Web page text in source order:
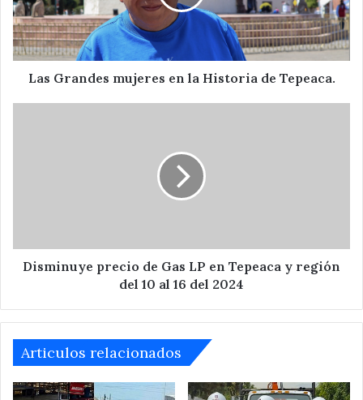
Historia
de
Tepeaca.
Las Grandes mujeres en la Historia de Tepeaca.
región
del
2024
Disminuye precio de Gas LP en Tepeaca y región
del 10 al 16 del 2024
Articulos relacionados